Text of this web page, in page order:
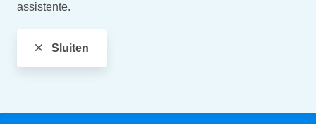
assistente.
Sluiten